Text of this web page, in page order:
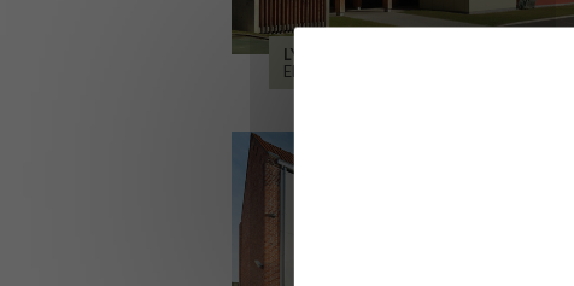
LYCÉE ALPES ET DURANCE
EMBRUN